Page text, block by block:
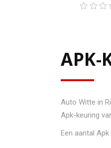
APK-
Auto Witte in
Apk-keuring
Een aantal